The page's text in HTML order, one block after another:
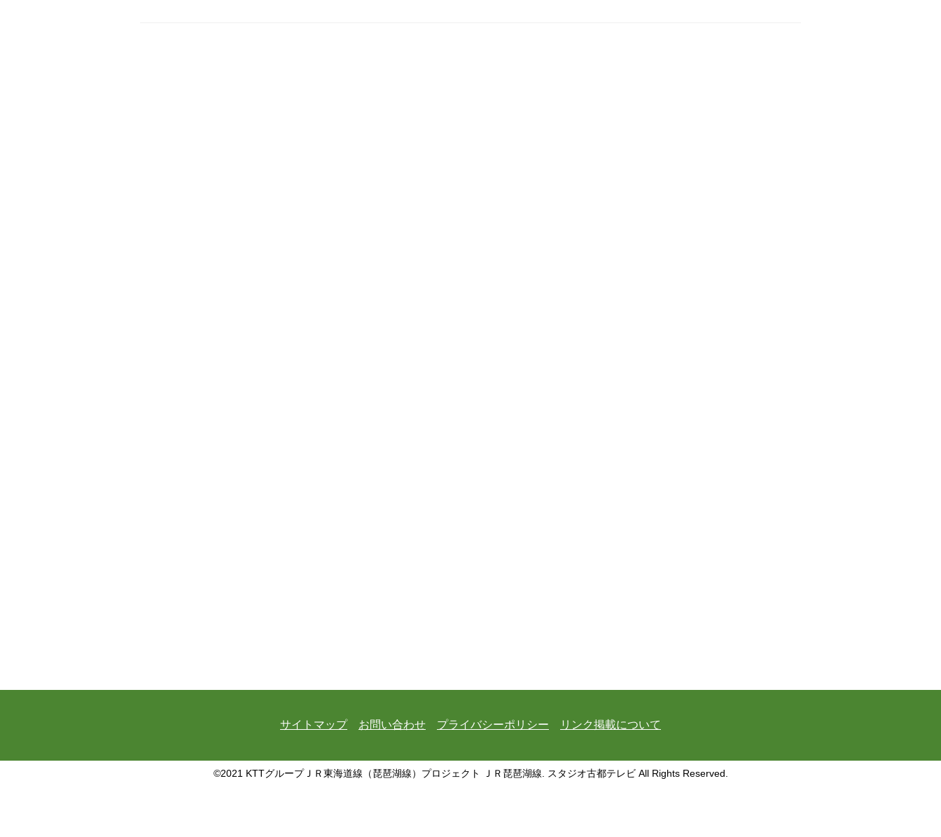
サイトマップ お問い合わせ プライバシーポリシー リンク掲載について
©2021 KTTグループＪＲ東海道線（琵琶湖線）プロジェクト ＪＲ琵琶湖線. スタジオ古都テレビ All Rights Reserved.